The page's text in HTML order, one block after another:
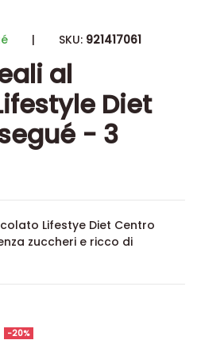
| SKU: 921417061
al
Diet
- 3
Lifestye Diet Centro
zuccheri e ricco di
-20%